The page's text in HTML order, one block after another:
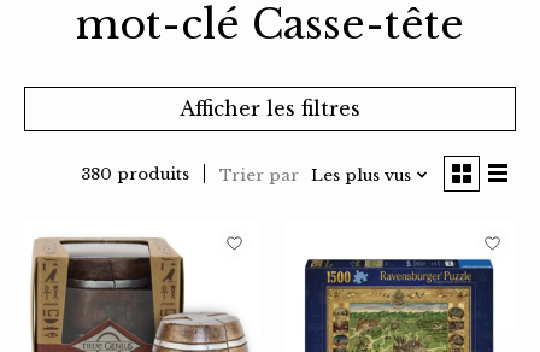
mot-clé Casse-tête
Afficher les filtres
380 produits Trier par Les plus vus